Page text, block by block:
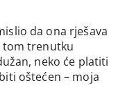
da ona rješava
tom trenutku
neko će platiti
oštećen – moja